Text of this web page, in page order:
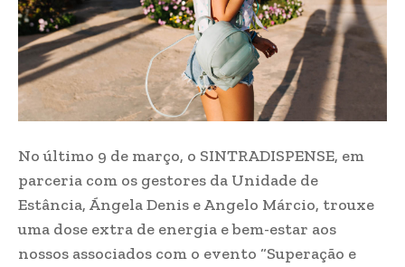
No último 9 de março, o SINTRADISPENSE, em
parceria com os gestores da Unidade de
Estância, Ángela Denis e Angelo Márcio, trouxe
uma dose extra de energia e bem-estar aos
nossos associados com o evento “Superação e